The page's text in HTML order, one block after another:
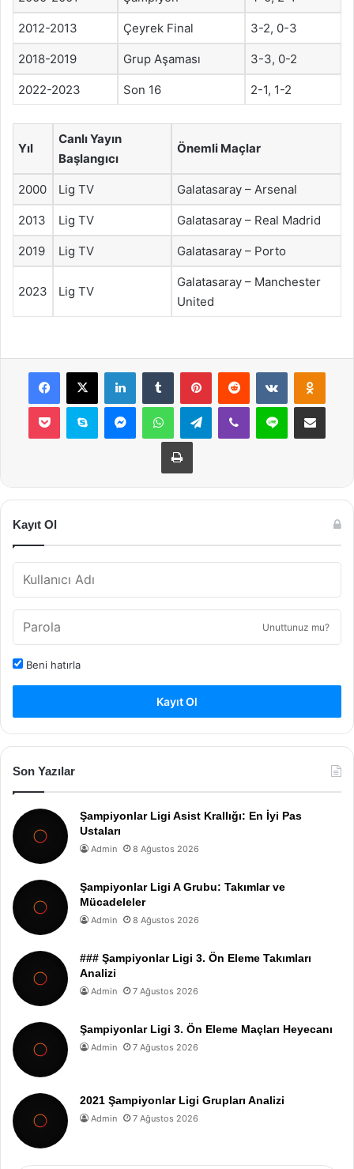
2012-2013 Çeyrek Final 3-2, 0-3
2018-2019 Grup Aşaması 3-3, 0-2
2022-2023 Son 16 2-1, 1-2
Yıl
Canlı Yayın
Başlangıcı
Önemli Maçlar
2000 Lig TV Galatasaray – Arsenal
2013 Lig TV Galatasaray – Real Madrid
2019 Lig TV Galatasaray – Porto
2023 Lig TV
Galatasaray – Manchester
United
Facebook
X LinkedInTumblr PinterestReddit VKontakte
Pocket Skype MessengerWhatsAppTelegramViber Line E-Posta ile
Yazdır
Kayıt Ol
Unuttunuz mu?
Beni hatırla
Kayıt Ol
Son Yazılar
Şampiyonlar Ligi Asist Krallığı: En İyi Pas
Ustaları
Admin 8 Ağustos 2026
Şampiyonlar Ligi A Grubu: Takımlar ve
Mücadeleler
Admin 8 Ağustos 2026
### Şampiyonlar Ligi 3. Ön Eleme Takımları
Analizi
Admin 7 Ağustos 2026
Şampiyonlar Ligi 3. Ön Eleme Maçları Heyecanı
Admin 7 Ağustos 2026
2021 Şampiyonlar Ligi Grupları Analizi
Admin 7 Ağustos 2026